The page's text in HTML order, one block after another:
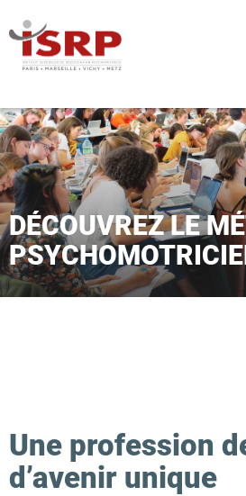
DÉCOUVREZ LE
Une profession
d’avenir unique